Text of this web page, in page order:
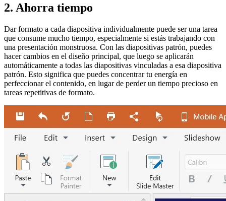
2. Ahorra tiempo
Dar formato a cada diapositiva individualmente puede ser una tarea
que consume mucho tiempo, especialmente si estás trabajando con
una presentación monstruosa. Con las diapositivas patrón, puedes
hacer cambios en el diseño principal, que luego se aplicarán
automáticamente a todas las diapositivas vinculadas a esa diapositiva
patrón. Esto significa que puedes concentrar tu energía en
perfeccionar el contenido, en lugar de perder un tiempo precioso en
tareas repetitivas de formato.